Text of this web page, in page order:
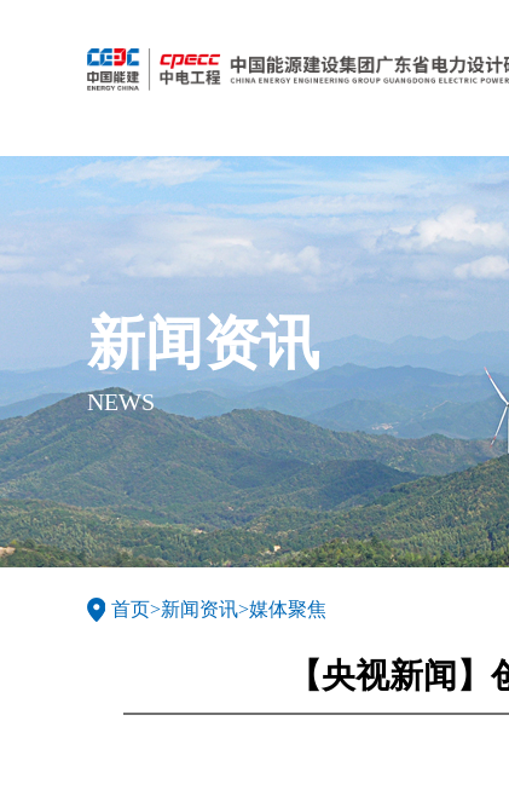
新闻资讯
NEWS
首页>新闻资讯>媒体聚焦
【央视新闻